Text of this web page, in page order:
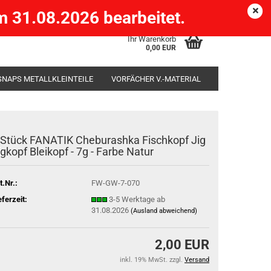
) Kundenlogin
Ihr Warenkorb
0,00 EUR
31.08.2026 bearbeitet.
METALLKLEINTEILE VORFÄCHER V.-MATERIAL
FANATIK Cheburashka Fischkopf Jig
Bleikopf - 7g - Farbe Natur
FW-GW-7-070
3-5 Werktage ab
31.08.2026 (Ausland abweichend)
2,00 EUR
inkl. 19% MwSt. zzgl. Versand